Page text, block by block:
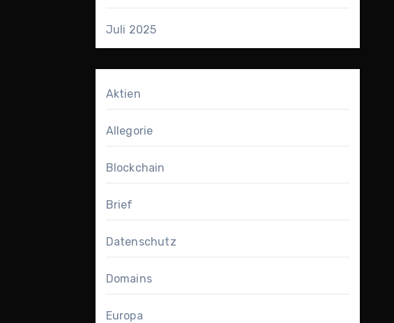
Juli 2025
Aktien
Allegorie
Blockchain
Brief
Datenschutz
Domains
Europa